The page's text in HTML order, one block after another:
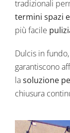
tradizionali
termini spazi
più facile
Dulcis in
garantiscono
lasoluzione
chiusura